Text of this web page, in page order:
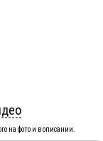
на фото и в описании.